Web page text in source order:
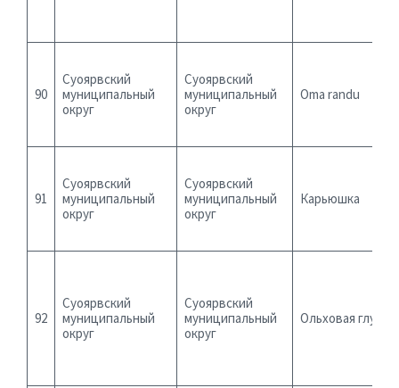
90
Суоярвский
муниципальный
округ
Суоярвский
муниципальный
округ
Oma randu
91
Суоярвский
муниципальный
округ
Суоярвский
муниципальный
округ
Карьюшка
92
Суоярвский
муниципальный
округ
Суоярвский
муниципальный
округ
Ольховая глушь